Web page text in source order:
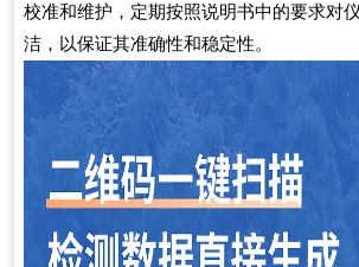
校准和维护，定期按照说明书中的要求对
洁，以保证其准确性和稳定性。